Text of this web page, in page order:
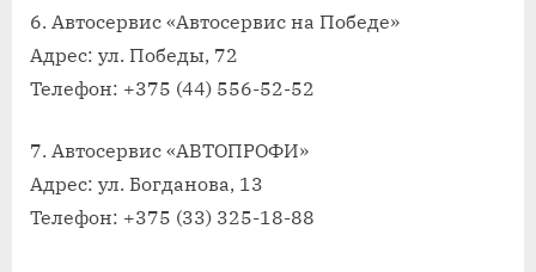
6. Автосервис «Автосервис на Победе»
Адрес: ул. Победы, 72
Телефон: +375 (44) 556-52-52
7. Автосервис «АВТОПРОФИ»
Адрес: ул. Богданова, 13
Телефон: +375 (33) 325-18-88